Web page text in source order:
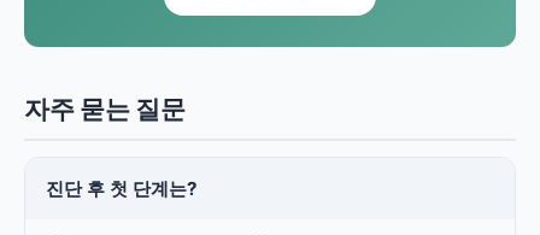
자주 묻는 질문
진단 후 첫 단계는?